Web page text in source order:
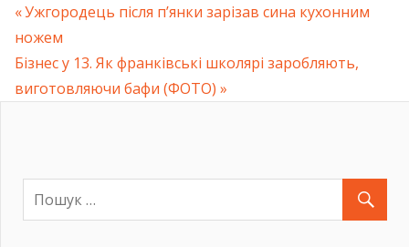
Навігація
записів
Previous
Post:
Ужгородець після п’янки зарізав сина кухонним
ножем
Next
Post:
Бізнес у 13. Як франківські школярі заробляють,
виготовляючи бафи (ФОТО)